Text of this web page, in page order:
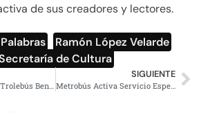
de sus creadores y lectores.
Ramón López Velarde
de Cultura
SIGUIENTE
Metrobús Activa Servicio Especial hacia el Estadio por el Mundial